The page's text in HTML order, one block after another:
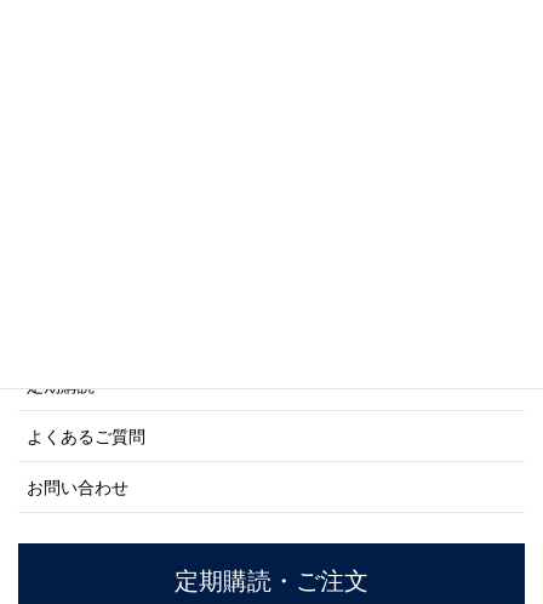
定期購読
よくあるご質問
お問い合わせ
定期購読・ご注文